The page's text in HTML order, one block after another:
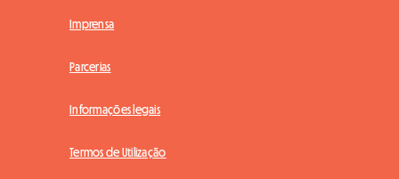
Imprensa
Parcerias
Informações legais
Termos de Utilização